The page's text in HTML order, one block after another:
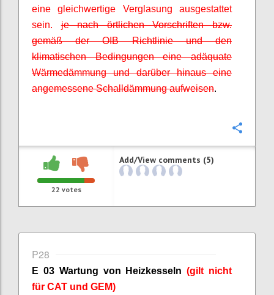
eine gleichwertige Verglasung ausgestattet
sein.je nach örtlichen Vorschriften bzw.
gemäß der OIB Richtlinie und den
klimatischen Bedingungen eine adäquate
Wärmedämmung und darüber hinaus eine
angemessene Schalldämmung aufweisen.
22 votes
Add/View comments (5)
P28
E 03 Wartung von Heizkesseln(gilt nicht
für CAT und GEM)